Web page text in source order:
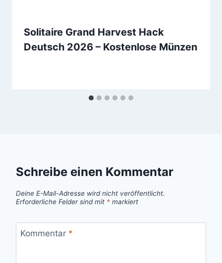
Solitaire Grand Harvest Hack
Deutsch 2026 – Kostenlose Münzen
Schreibe einen Kommentar
Deine E-Mail-Adresse wird nicht veröffentlicht.
Erforderliche Felder sind mit * markiert
Kommentar *